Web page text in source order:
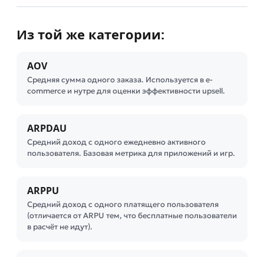
Из той же категории:
AOV
Средняя сумма одного заказа. Используется в e-
commerce и нутре для оценки эффективности upsell.
ARPDAU
Средний доход с одного ежедневно активного
пользователя. Базовая метрика для приложений и игр.
ARPPU
Средний доход с одного платящего пользователя
(отличается от ARPU тем, что бесплатные пользователи
в расчёт не идут).